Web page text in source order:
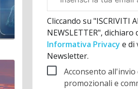
aziendale
Cliccando su "ISCRIVITI
NEWSLETTER",
Informativa Privacy e di
Newsletter.
Acconsento
promozionali e